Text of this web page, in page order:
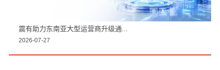
震有助力东南亚大型运营商升级通...
2026-07-27